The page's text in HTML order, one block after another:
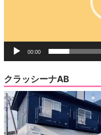
00:00
クラッシーナAB
動
画
プ
レ